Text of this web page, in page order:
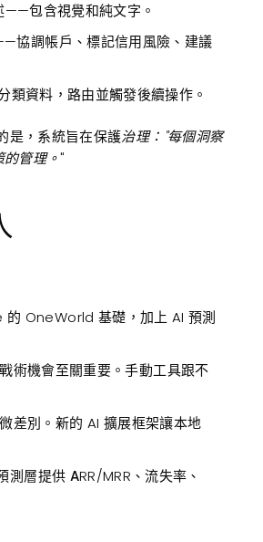
包含視覺和純文字。
協調帳戶、標記信用風險、建議
資料，路由並觸發後續操作。
是，系統旨在保護治理："每個洞察
的管理。"
OneWorld 基礎，加上 AI 預測
術機會至關重要。手動工具跟不
差別。新的 AI 擴展框架讓本地
測層提供 ARR/MRR、流失率、